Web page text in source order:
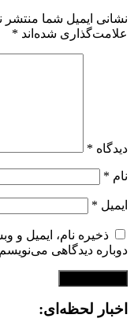
نشانی ایمیل شما منتشر
علامت‌گذاری شده‌اند *
دیدگاه *
نام *
ایمیل *
ذخیره نام، ایمیل و
دوباره دیدگاهی
اخبار لحظه‌ای: